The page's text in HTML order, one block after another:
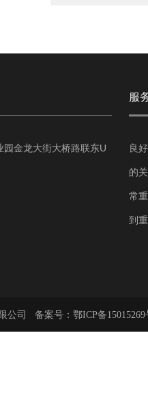
金龙大街大桥路联东U
服
良
的
常
到
公司 备案号： 鄂ICP备15015269